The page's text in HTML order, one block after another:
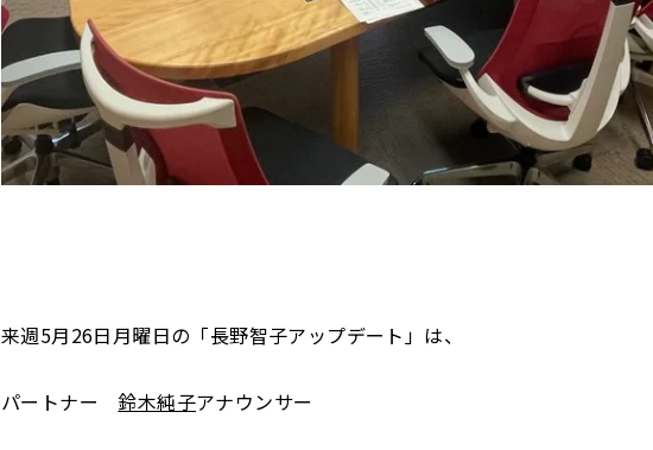
来週5月26日月曜日の「長野智子アップデート」は、
パートナー 鈴木純子アナウンサー